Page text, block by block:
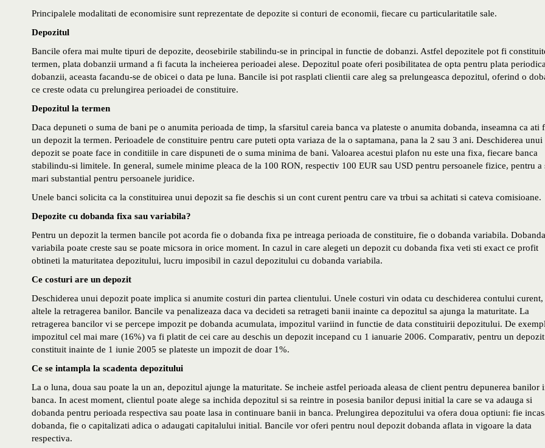
Principalele modalitati de economisire sunt reprezentate de depozite si conturi de economii, fiecare cu particularitatile sale.
Depozitul
Bancile ofera mai multe tipuri de depozite, deosebirile stabilindu-se in principal in functie de dobanzi. Astfel depozitele pot fi
termen, plata dobanzii urmand a fi facuta la incheierea perioadei alese. Depozitul poate oferi posibilitatea de opta pentru plata
dobanzii, aceasta facandu-se de obicei o data pe luna. Bancile isi pot rasplati clientii care aleg sa prelungeasca depozitul, oferind o
ce creste odata cu prelungirea perioadei de constituire.
Depozitul la termen
Daca depuneti o suma de bani pe o anumita perioada de timp, la sfarsitul careia banca va plateste o anumita dobanda, inseamna ca ati
un depozit la termen. Perioadele de constituire pentru care puteti opta variaza de la o saptamana, pana la 2 sau 3 ani. Deschiderea unui
depozit se poate face in conditiile in care dispuneti de o suma minima de bani. Valoarea acestui plafon nu este una fixa, fiecare banca
stabilindu-si limitele. In general, sumele minime pleaca de la 100 RON, respectiv 100 EUR sau USD pentru persoanele fizice, pentru a
mari substantial pentru persoanele juridice.
Unele banci solicita ca la constituirea unui depozit sa fie deschis si un cont curent pentru care va trbui sa achitati si cateva comisioane.
Depozite cu dobanda fixa sau variabila?
Pentru un depozit la termen bancile pot acorda fie o dobanda fixa pe intreaga perioada de constituire, fie o dobanda variabila. Dobanda
variabila poate creste sau se poate micsora in orice moment. In cazul in care alegeti un depozit cu dobanda fixa veti sti exact ce profit
obtineti la maturitatea depozitului, lucru imposibil in cazul depozitului cu dobanda variabila.
Ce costuri are un depozit
Deschiderea unui depozit poate implica si anumite costuri din partea clientului. Unele costuri vin odata cu deschiderea contului curent,
altele la retragerea banilor. Bancile va penalizeaza daca va decideti sa retrageti banii inainte ca depozitul sa ajunga la maturitate. La
retragerea bancilor vi se percepe impozit pe dobanda acumulata, impozitul variind in functie de data constituirii depozitului. De
impozitul cel mai mare (16%) va fi platit de cei care au deschis un depozit incepand cu 1 ianuarie 2006. Comparativ, pentru un depozit
constituit inainte de 1 iunie 2005 se plateste un impozit de doar 1%.
Ce se intampla la scadenta depozitului
La o luna, doua sau poate la un an, depozitul ajunge la maturitate. Se incheie astfel perioada aleasa de client pentru depunerea banilor
banca. In acest moment, clientul poate alege sa inchida depozitul si sa reintre in posesia banilor depusi initial la care se va adauga si
dobanda pentru perioada respectiva sau poate lasa in continuare banii in banca. Prelungirea depozitului va ofera doua optiuni: fie
dobanda, fie o capitalizati adica o adaugati capitalului initial. Bancile vor oferi pentru noul depozit dobanda aflata in vigoare la data
respectiva.